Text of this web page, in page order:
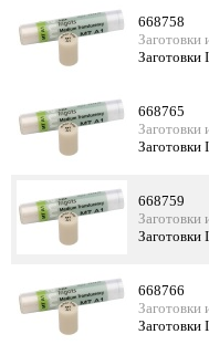
668758
Заготовки
Заготовки
668765
Заготовки
Заготовки
668759
Заготовки
Заготовки
668766
Заготовки
Заготовки